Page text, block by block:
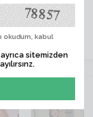
okudum, kabul
sitemizden